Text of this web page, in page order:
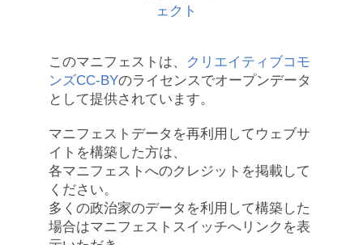
このマニフェストは、
クリエイティブコモ
ンズCC-BYのライセンスでオープンデータ
として提供されています。
マニフェストデータを再利用してウェブサ
イトを構築した方は、
各マニフェストへのクレジットを掲載して
ください。
多くの政治家のデータを利用して構築した
場合はマニフェストスイッチへリンクを表